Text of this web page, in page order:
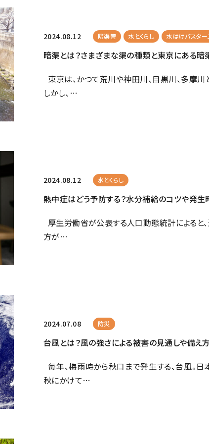
2024.08.12 暗渠管 水とくらし 水はけバスター
暗渠とは？さまざまな渠の種類と東京にある暗
東京は、かつて荒川や神田川、目黒川、多摩川
しかし、…
2024.08.12 水とくらし
熱中症はどう予防する？水分補給のコツや発
厚生労働省が公表する人口動態統計による
方が…
2024.07.08 防災
台風とは？風の強さによる被害の見通しや備え
毎年、梅雨時から秋口まで発生する、台風。
秋にかけて…